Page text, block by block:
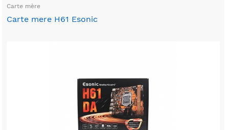
Carte mère
Carte mere H61 Esonic